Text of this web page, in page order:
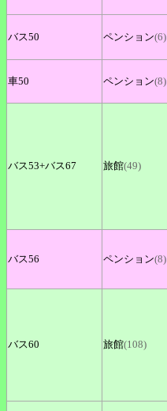
バス50 ペンション(6)
車50 ペンション(8)
バス53+バス67 旅館(49)
バス56 ペンション(8)
バス60 旅館(108)